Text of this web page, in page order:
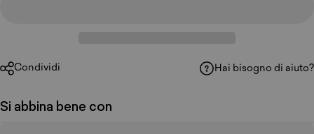
Condividi Hai bisogno di aiuto?
Si abbina bene con